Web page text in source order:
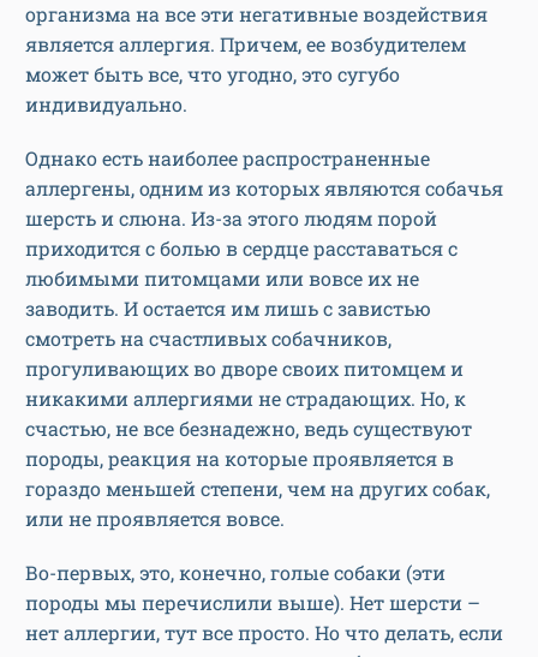
организма на все эти негативные воздействия
является аллергия. Причем, ее возбудителем
может быть все, что угодно, это сугубо
индивидуально.
Однако есть наиболее распространенные
аллергены, одним из которых являются собачья
шерсть и слюна. Из-за этого людям порой
приходится с болью в сердце расставаться с
любимыми питомцами или вовсе их не
заводить. И остается им лишь с завистью
смотреть на счастливых собачников,
прогуливающих во дворе своих питомцем и
никакими аллергиями не страдающих. Но, к
счастью, не все безнадежно, ведь существуют
породы, реакция на которые проявляется в
гораздо меньшей степени, чем на других собак,
или не проявляется вовсе.
Во-первых, это, конечно, голые собаки (эти
породы мы перечислили выше). Нет шерсти –
нет аллергии, тут все просто. Но что делать, если